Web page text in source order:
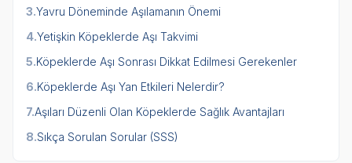
3.Yavru Döneminde Aşılamanın Önemi
4.Yetişkin Köpeklerde Aşı Takvimi
5.Köpeklerde Aşı Sonrası Dikkat Edilmesi Gerekenler
6.Köpeklerde Aşı Yan Etkileri Nelerdir?
7.Aşıları Düzenli Olan Köpeklerde Sağlık Avantajları
8.Sıkça Sorulan Sorular (SSS)